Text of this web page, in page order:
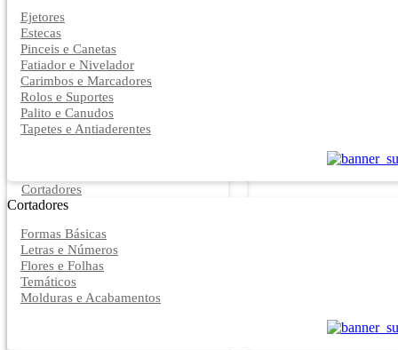
Ejetores
Estecas
Pinceis e Canetas
Fatiador e Nivelador
Carimbos e Marcadores
Rolos e Suportes
Palito e Canudos
Tapetes e Antiaderentes
Cortadores
Cortadores
Formas Básicas
Letras e Números
Flores e Folhas
Temáticos
Molduras e Acabamentos